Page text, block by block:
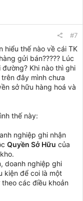
#7
hiểu thế nào về cái TK
gửi bán????? Lúc
Khi nào thì ghi
đây mình chưa
sở hữu hàng hoá và
thế này:
nghiệp ghi nhận
Quyền Sở Hữu của
doanh nghiệp ghi
kiện để coi là một
các điều khoản